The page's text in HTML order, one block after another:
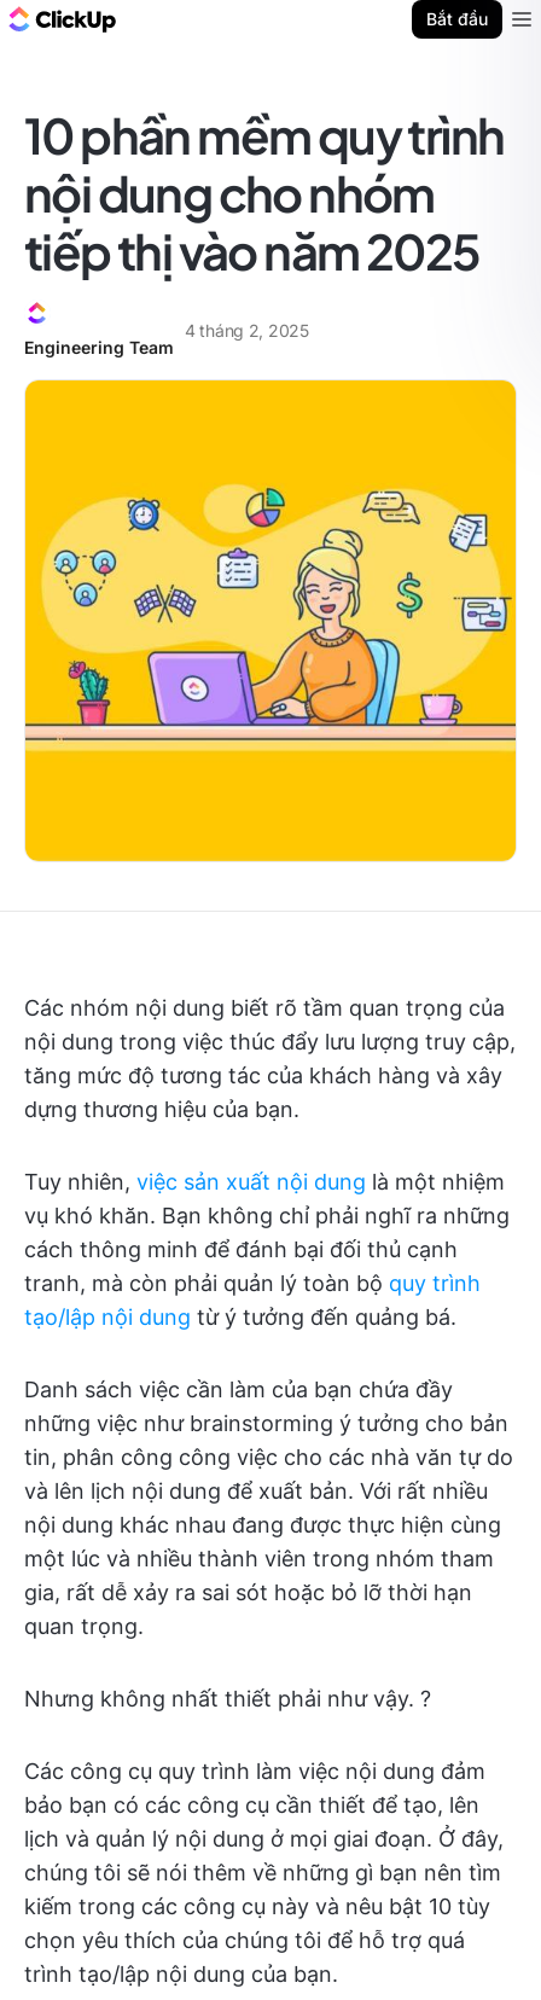
Bắt đầu
10 phần mềm quy trình
nội dung cho nhóm
tiếp thị vào năm 2025
Engineering Team
4 tháng 2, 2025
Các nhóm nội dung biết rõ tầm quan trọng của
nội dung trong việc thúc đẩy lưu lượng truy cập,
tăng mức độ tương tác của khách hàng và xây
dựng thương hiệu của bạn.
Tuy nhiên, việc sản xuất nội dung là một nhiệm
vụ khó khăn. Bạn không chỉ phải nghĩ ra những
cách thông minh để đánh bại đối thủ cạnh
tranh, mà còn phải quản lý toàn bộ quy trình
tạo/lập nội dung từ ý tưởng đến quảng bá.
Danh sách việc cần làm của bạn chứa đầy
những việc như brainstorming ý tưởng cho bản
tin, phân công công việc cho các nhà văn tự do
và lên lịch nội dung để xuất bản. Với rất nhiều
nội dung khác nhau đang được thực hiện cùng
một lúc và nhiều thành viên trong nhóm tham
gia, rất dễ xảy ra sai sót hoặc bỏ lỡ thời hạn
quan trọng.
Nhưng không nhất thiết phải như vậy. ?
Các công cụ quy trình làm việc nội dung đảm
bảo bạn có các công cụ cần thiết để tạo, lên
lịch và quản lý nội dung ở mọi giai đoạn. Ở đây,
chúng tôi sẽ nói thêm về những gì bạn nên tìm
kiếm trong các công cụ này và nêu bật 10 tùy
chọn yêu thích của chúng tôi để hỗ trợ quá
trình tạo/lập nội dung của bạn.